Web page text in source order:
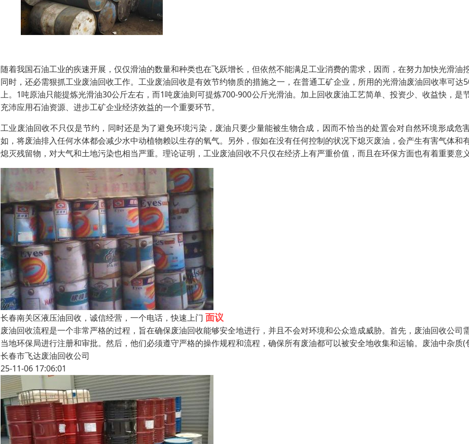
随着我国石油工业的疾速开展，仅仅滑油的数量和种类也在飞跃增长，但依然不能满足工业消费的需求，因而，在努力加快光滑油
同时，还必需狠抓工业废油回收工作。工业废油回收是有效节约物质的措施之一，在普通工矿企业，所用的光滑油废油回收率可达
上。1吨原油只能提炼光滑油30公斤左右，而1吨废油则可提炼700-900公斤光滑油。加上回收废油工艺简单、投资少、收益快，是
充沛应用石油资源、进步工矿企业经济效益的一个重要环节。
工业废油回收不只仅是节约，同时还是为了避免环境污染，废油只要少量能被生物合成，因而不恰当的处置会对自然环境形成危
如，将废油排入任何水体都会减少水中动植物赖以生存的氧气。另外，假如在没有任何控制的状况下熄灭废油，会产生有害气体和
熄灭残留物，对大气和土地污染也相当严重。理论证明，工业废油回收不只仅在经济上有严重价值，而且在环保方面也有着重要意
长春南关区液压油回收，诚信经营，一个电话，快速上门 面议
废油回收流程是一个非常严格的过程，旨在确保废油回收能够安全地进行，并且不会对环境和公众造成威胁。首先，废油回收公司
当地环保局进行注册和审批。然后，他们必须遵守严格的操作规程和流程，确保所有废油都可以被安全地收集和运输。废油中杂质(
长春市飞达废油回收公司
25-11-06 17:06:01